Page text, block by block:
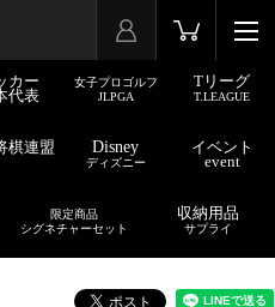
カー
代表
女子プロゴルフ
JLPGA
Tリーグ
T.LEAGUE
棋連盟 Disney
ディズニー
イベント
event
限定商品
シグネチャーセット
収納用品
サプライ